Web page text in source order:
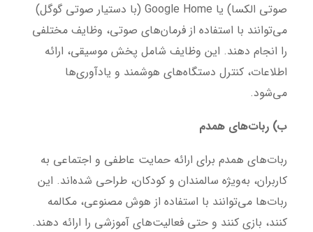
صوتی الکسا) یا Google Home (با دستیار صوتی گوگل)
می‌توانند با استفاده از فرمان‌های صوتی، وظایف مختلفی
را انجام دهند. این وظایف شامل پخش موسیقی، ارائه
اطلاعات، کنترل دستگاه‌های هوشمند و یادآوری‌ها
می‌شود.
ب) ربات‌های همدم
ربات‌های همدم برای ارائه حمایت عاطفی و اجتماعی به
کاربران، به‌ویژه سالمندان و کودکان، طراحی شده‌اند. این
ربات‌ها می‌توانند با استفاده از هوش مصنوعی، مکالمه
کنند، بازی کنند و حتی فعالیت‌های آموزشی را ارائه دهند.